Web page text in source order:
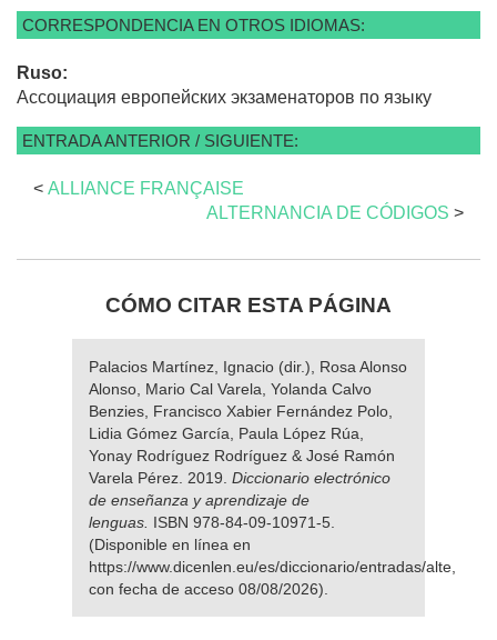
CORRESPONDENCIA EN OTROS IDIOMAS:
Ruso:
Ассоциация европейских экзаменаторов по языку
ENTRADA ANTERIOR / SIGUIENTE:
< ALLIANCE FRANÇAISE
ALTERNANCIA DE CÓDIGOS >
CÓMO CITAR ESTA PÁGINA
Palacios Martínez, Ignacio (dir.), Rosa Alonso
Alonso, Mario Cal Varela, Yolanda Calvo
Benzies, Francisco Xabier Fernández Polo,
Lidia Gómez García, Paula López Rúa,
Yonay Rodríguez Rodríguez & José Ramón
Varela Pérez. 2019. Diccionario electrónico
de enseñanza y aprendizaje de
lenguas. ISBN 978-84-09-10971-5.
(Disponible en línea en
https://www.dicenlen.eu/es/diccionario/entradas/alte,
con fecha de acceso 08/08/2026).